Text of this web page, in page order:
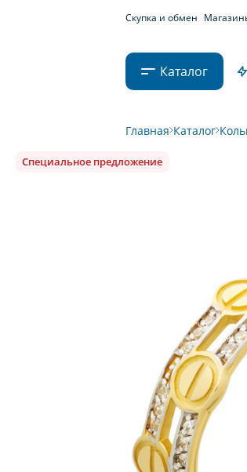
Скупка и обмен
Каталог
Главная Каталог
Специальное предложение